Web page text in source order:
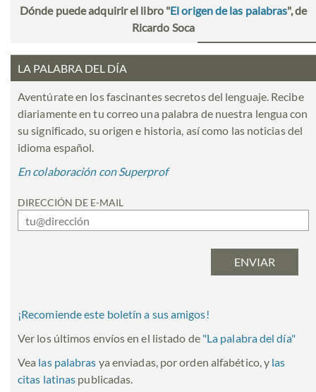
Dónde puede adquirir el libro "El origen de las palabras", de
Ricardo Soca
LA PALABRA DEL DÍA
Aventúrate en los fascinantes secretos del lenguaje. Recibe
diariamente en tu correo una palabra de nuestra lengua con
su significado, su origen e historia, así como las noticias del
idioma español.
En colaboración con Superprof
DIRECCIÓN DE E-MAIL
¡Recomiende este boletín a sus amigos!
Ver los últimos envíos en el listado de "La palabra del día"
Vea las palabras ya enviadas, por orden alfabético, y las
citas latinas publicadas.